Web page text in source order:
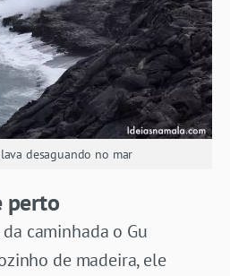
desaguando no mar
perto
caminhada o Gu
de madeira, ele